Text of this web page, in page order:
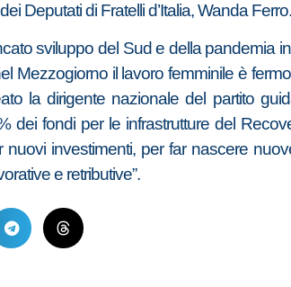
Deputati di Fratelli d’Italia, Wanda Ferro.
sviluppo del Sud e della pandemia
Mezzogiorno il lavoro femminile è
la dirigente nazionale del partito
dei fondi per le infrastrutture del
nuovi investimenti, per far nascere
e retributive”.